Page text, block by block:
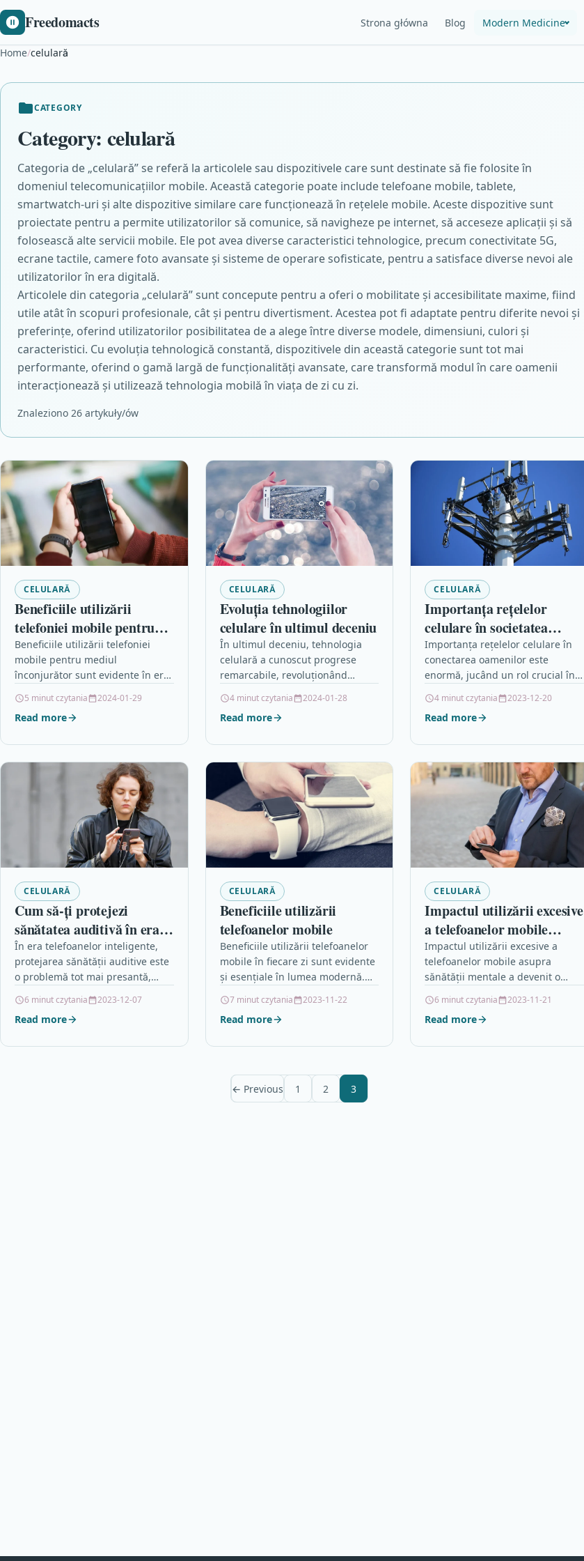
Freedomacts Strona główna Blog Modern Medicine
Home/celulară
CATEGORY
Category: celulară
Categoria de „celulară” se referă la articolele sau dispozitivele care sunt destinate să fie folosite în
domeniul telecomunicațiilor mobile. Această categorie poate include telefoane mobile, tablete,
smartwatch-uri și alte dispozitive similare care funcționează în rețelele mobile. Aceste dispozitive sunt
proiectate pentru a permite utilizatorilor să comunice, să navigheze pe internet, să acceseze aplicații și să
folosească alte servicii mobile. Ele pot avea diverse caracteristici tehnologice, precum conectivitate 5G,
ecrane tactile, camere foto avansate și sisteme de operare sofisticate, pentru a satisface diverse nevoi ale
utilizatorilor în era digitală.
Articolele din categoria „celulară” sunt concepute pentru a oferi o mobilitate și accesibilitate maxime, fiind
utile atât în scopuri profesionale, cât și pentru divertisment. Acestea pot fi adaptate pentru diferite nevoi și
preferințe, oferind utilizatorilor posibilitatea de a alege între diverse modele, dimensiuni, culori și
caracteristici. Cu evoluția tehnologică constantă, dispozitivele din această categorie sunt tot mai
performante, oferind o gamă largă de funcționalități avansate, care transformă modul în care oamenii
interacționează și utilizează tehnologia mobilă în viața de zi cu zi.
Znaleziono 26 artykuły/ów
CELULARĂ
Beneficiile utilizării
telefoniei mobile pentru
mediul înconjurător
Beneficiile utilizării telefoniei
mobile pentru mediul
înconjurător sunt evidente în era
dezvoltarea tehnologică,
telefoanele mobile au devenit
5 minut czytania 2024-01-29
Read more
CELULARĂ
Evoluția tehnologiilor
celulare în ultimul deceniu
În ultimul deceniu, tehnologia
celulară a cunoscut progrese
remarcabile, revoluționând
accesează informații și utilizează
dispozitivele mobile. Avansul
4 minut czytania 2024-01-28
Read more
CELULARĂ
Importanța rețelelor
celulare în societatea
modernă
Importanța rețelelor celulare în
conectarea oamenilor este
enormă, jucând un rol crucial în
celulare permit oamenilor să
comunice, să acceseze
4 minut czytania 2023-12-20
Read more
CELULARĂ
Cum să-ți protejezi
sănătatea auditivă în era
telefoanelor inteligente
În era telefoanelor inteligente,
protejarea sănătății auditive este
o problemă tot mai presantă,
la sunete puternice provenite de
la aceste dispozitive…
6 minut czytania 2023-12-07
Read more
CELULARĂ
Beneficiile utilizării
telefoanelor mobile
Beneficiile utilizării telefoanelor
mobile în fiecare zi sunt evidente
și esențiale în lumea modernă.
conectați, să comunicăm rapid…
7 minut czytania 2023-11-22
Read more
CELULARĂ
Impactul utilizării excesive
a telefoanelor mobile
asupra sănătății mentale
Impactul utilizării excesive a
telefoanelor mobile asupra
sănătății mentale a devenit o
societatea modernă. Studiile
arată că petrecerea prea…
6 minut czytania 2023-11-21
Read more
← Previous 1 2 3